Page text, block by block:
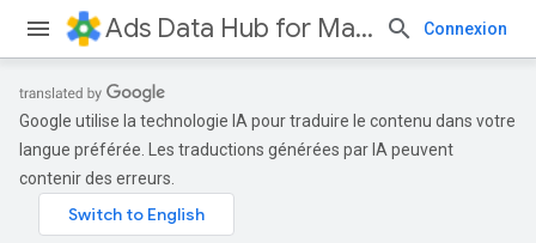
Ads Data Hub for Marketers Connexion
Google utilise la technologie IA pour traduire le contenu dans votre
langue préférée. Les traductions générées par IA peuvent
contenir des erreurs.